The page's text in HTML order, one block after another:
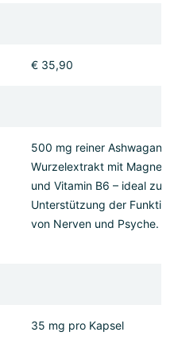
€ 35,90
500 mg reiner
Wurzelextrakt mit
und Vitamin B6 – ideal zur
Unterstützung der
von Nerven und Psyche.
35 mg pro Kapsel